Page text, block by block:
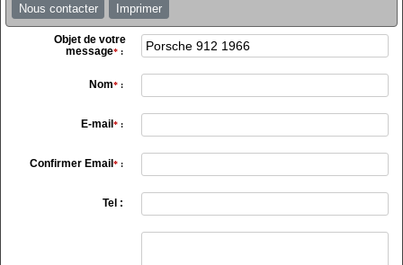
Nous contacter Imprimer
Objet de votre
message*:
Nom*:
E-mail *:
Confirmer Email *:
Tel :